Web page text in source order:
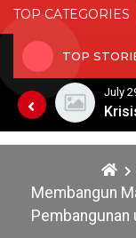
TOP CATEGORIES
TOP
Kebangkitan Pariwisata Australia Setelah Pandemi
July
Membangun